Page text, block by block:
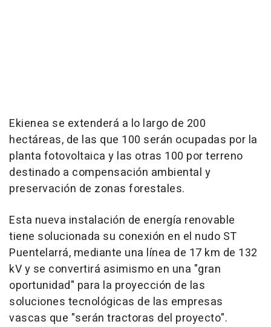
Ekienea se extenderá a lo largo de 200
hectáreas, de las que 100 serán ocupadas por la
planta fotovoltaica y las otras 100 por terreno
destinado a compensación ambiental y
preservación de zonas forestales.
Esta nueva instalación de energía renovable
tiene solucionada su conexión en el nudo ST
Puentelarrá, mediante una línea de 17 km de 132
kV y se convertirá asimismo en una "gran
oportunidad" para la proyección de las
soluciones tecnológicas de las empresas
vascas que "serán tractoras del proyecto".